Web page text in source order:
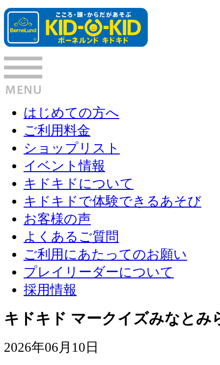
はじめての方へ
ご利用料金
ショップリスト
イベント情報
キドキドについて
キドキドで体験できるあそび
お客様の声
よくあるご質問
ご利用にあたってのお願い
プレイリーダーについて
採用情報
キドキド マークイズみなとみ
2026年06月10日